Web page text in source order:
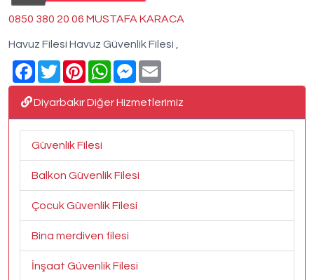
0850 380 20 06 MUSTAFA KARACA
Havuz Filesi Havuz Güvenlik Filesi ,
Facebook
TwitterPinterestWhatsAppMessenger
Diyarbakır Diğer Hizmetlerimiz
Güvenlik Filesi
Balkon Güvenlik Filesi
Çocuk Güvenlik Filesi
Bina merdiven filesi
İnşaat Güvenlik Filesi